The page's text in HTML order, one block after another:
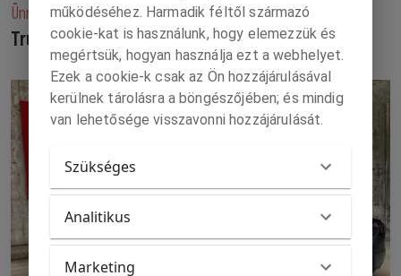
Ünnepi ketrecharc-viadal a Fehér Ház gyepén
Trump kertjében verték egymást!
működéséhez. Harmadik féltől származó
cookie-kat is használunk, hogy elemezzük és
megértsük, hogyan használja ezt a webhelyet.
Ezek a cookie-k csak az Ön hozzájárulásával
kerülnek tárolásra a böngészőjében; és mindig
van lehetősége visszavonni hozzájárulását.
Szükséges
Analitikus
Marketing